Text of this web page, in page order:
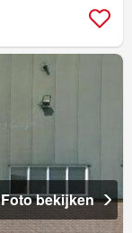
Foto bekijken